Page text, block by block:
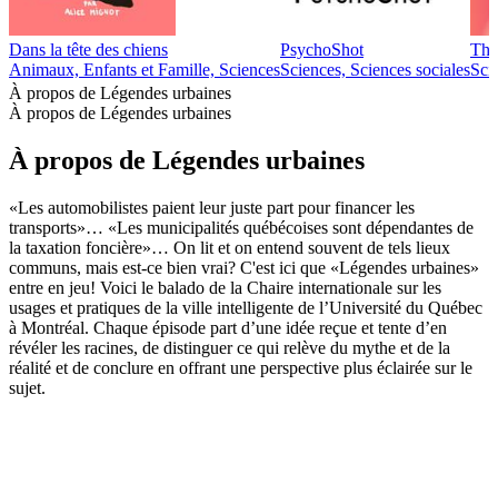
Dans la tête des chiens
Animaux, Enfants et Famille, Sciences
PsychoShot
Sciences, Sciences sociales
À propos de Légendes urbaines
À propos de Légendes urbaines
À propos de Légendes urbaines
«Les automobilistes paient leur juste part pour financer les
transports»… «Les municipalités québécoises sont dépendantes de
la taxation foncière»… On lit et on entend souvent de tels lieux
communs, mais est-ce bien vrai? C'est ici que «Légendes urbaines»
entre en jeu! Voici le balado de la Chaire internationale sur les
usages et pratiques de la ville intelligente de l’Université du Québec
à Montréal. Chaque épisode part d’une idée reçue et tente d’en
révéler les racines, de distinguer ce qui relève du mythe et de la
réalité et de conclure en offrant une perspective plus éclairée sur le
sujet.